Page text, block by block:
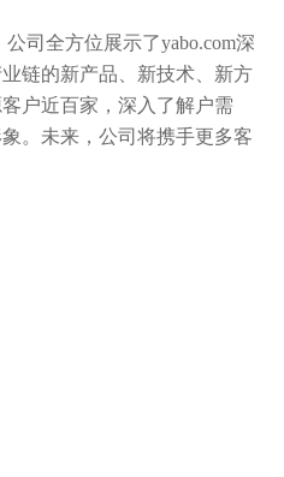
公司全方位展示了yabo.com深
链的新产品、新技术、新方
户近百家，深入了解户需
。未来，公司将携手更多客